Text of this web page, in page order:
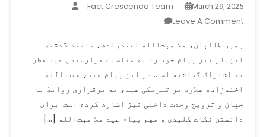
March 29, 2025
Fact Crescendo Team
Leave A Comment
ملا
هبت‌الله
اخندزاده
به
مناسبت
رهبر طالبان، ملا هبت‌الله اخندزاده، مانند گذشته
این‌بار نیز پیام خود را به مناسبت فرارسیدن عید فطر
به اشتراک گذاشته است. در این پیام عید، هبت الله
اخندزاده علاوه بر تبریکی عید، به برقراری روابط با
جهان و ترویج وحدت داخلی نیز اشاره کرده است. برای
دانستن نکات کلیدی و مهم پیام عید ملا هبت‌الله […]